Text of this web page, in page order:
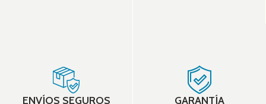
ENVÍOS SEGUROS GARANTÍA